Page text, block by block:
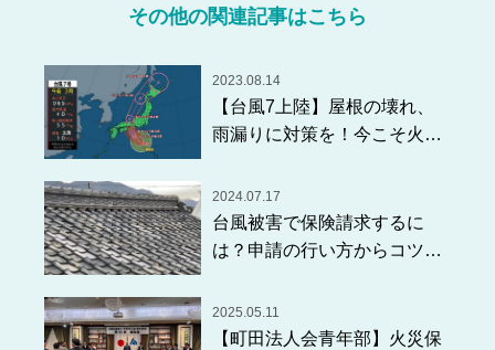
その他の関連記事はこちら
2023.08.14
【台風7上陸】屋根の壊れ、
雨漏りに対策を！今こそ火災
2024.07.17
台風被害で保険請求するに
は？申請の行い方からコツま
2025.05.11
【町田法人会青年部】火災保